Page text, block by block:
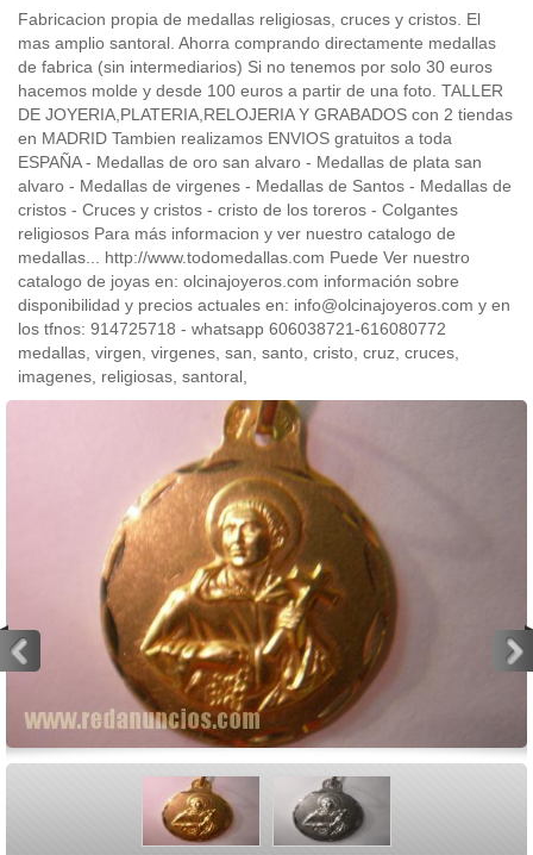
external)
Fabricacion propia de medallas religiosas, cruces y cristos. El
mas amplio santoral. Ahorra comprando directamente medallas
de fabrica (sin intermediarios) Si no tenemos por solo 30 euros
hacemos molde y desde 100 euros a partir de una foto. TALLER
DE JOYERIA,PLATERIA,RELOJERIA Y GRABADOS con 2 tiendas
en MADRID Tambien realizamos ENVIOS gratuitos a toda
ESPAÑA - Medallas de oro san alvaro - Medallas de plata san
alvaro - Medallas de virgenes - Medallas de Santos - Medallas de
cristos - Cruces y cristos - cristo de los toreros - Colgantes
religiosos Para más informacion y ver nuestro catalogo de
medallas... http://www.todomedallas.com Puede Ver nuestro
catalogo de joyas en: olcinajoyeros.com información sobre
disponibilidad y precios actuales en: info@olcinajoyeros.com y en
los tfnos: 914725718 - whatsapp 606038721-616080772
medallas, virgen, virgenes, san, santo, cristo, cruz, cruces,
imagenes, religiosas, santoral,